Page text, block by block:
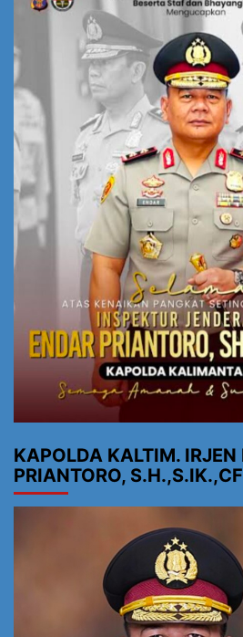
KAPOLDA KALTIM. IRJEN
PRIANTORO,